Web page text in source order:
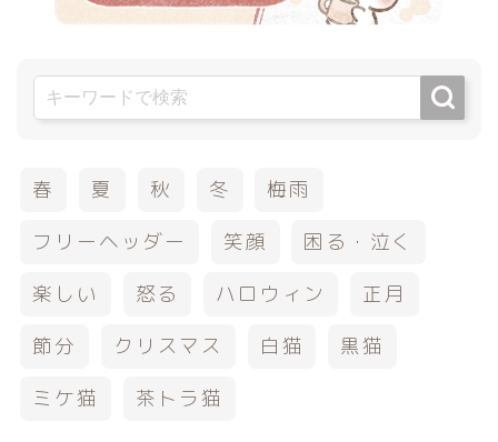
春 夏 秋 冬
梅雨
フリーヘッダー
笑顔
困る・泣く
楽しい
怒る ハロウィン
正月
節分
クリスマス 白猫
黒猫
ミケ猫
茶トラ猫